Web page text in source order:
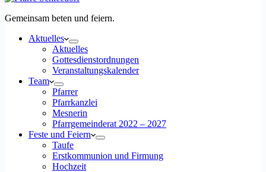
Gemeinsam beten und feiern.
Aktuelles
Aktuelles
Gottesdienstordnungen
Veranstaltungskalender
Team
Pfarrer
Pfarrkanzlei
Mesnerin
Pfarrgemeinderat 2022 – 2027
Feste und Feiern
Taufe
Erstkommunion und Firmung
Hochzeit